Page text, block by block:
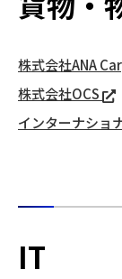
株式会社ANA
株式会社OCS
インターナショ
IT